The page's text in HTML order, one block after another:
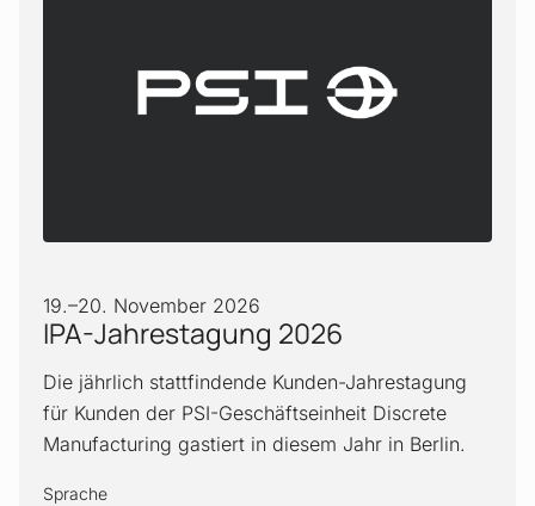
19.–20. November 2026
IPA-Jahrestagung 2026
Die jährlich stattfindende Kunden-Jahrestagung
für Kunden der PSI-Geschäftseinheit Discrete
Manufacturing gastiert in diesem Jahr in Berlin.
Sprache